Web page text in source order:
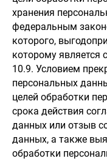
хранения
федеральным
которого,
которому является
10.9. Условием
персональных
целей обработки
срока действия
данных или отзыв
данных, а также
обработки